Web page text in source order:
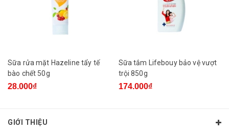
Sữa rửa mặt Hazeline tẩy tế
bào chết 50g
28.000₫
Sữa tắm Lifebouy bảo vệ vượt
trội 850g
174.000₫
GIỚI THIỆU